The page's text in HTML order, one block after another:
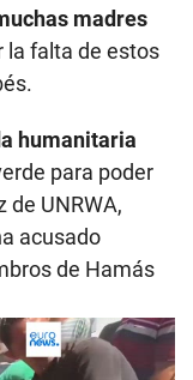
madres
la falta de estos
humanitaria
para poder
de UNRWA,
acusado
de Hamás